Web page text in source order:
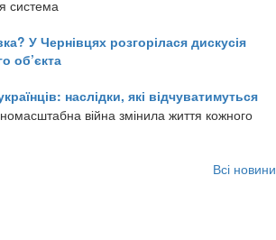
система
У Чернівцях розгорілася дискусія
об’єкта
наслідки, які відчуватимуться
війна змінила життя кожного
Всі новини